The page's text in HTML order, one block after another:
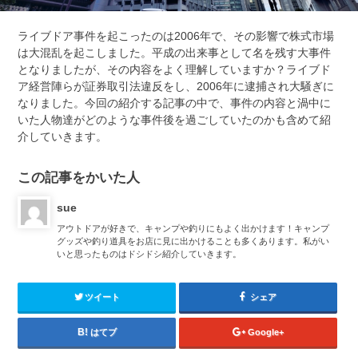
ライブドア事件を起こ ったのは2006年で、その影響で株式市場
は大混乱を起こしました。平成の出来事として名を残す大事件
となりましたが、 その内容をよく理解していますか？ライブド
ア経営陣らが証券取引法違反をし、2006年に逮捕され大騒ぎに
なりました。今回の紹介する記事の中で、事件の内容と渦中に
いた人物達がどのような事件後を過ごしていたのかも含めて紹
介していきます。
この記事をかいた人
sue
アウトドアが好きで、キャンプや釣りにもよく出かけます！キャンプ
グッズや釣り道具をお店に見に出かけることも多くあります。私がい
いと思ったものはドシドシ紹介していきます。
ツイート シェア
はてブ Google+